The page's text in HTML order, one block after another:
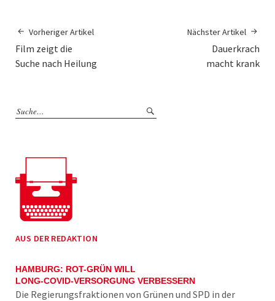
Vorheriger Artikel
Film zeigt die
Suche nach Heilung
Nächster Artikel
Dauerkrach
macht krank
AUS DER REDAKTION
HAMBURG: ROT-GRÜN WILL
LONG-COVID-VERSORGUNG VERBESSERN
Die Regierungsfraktionen von Grünen und SPD in der